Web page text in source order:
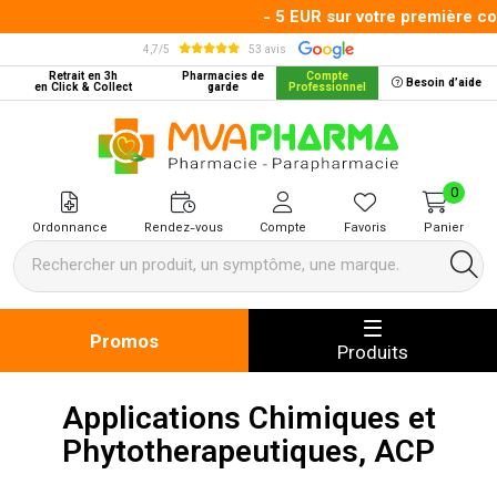
- 5 EUR sur votre première
4,7/5
53 avis
Retrait en 3h
en Click & Collect
Pharmacies de
garde
Compte
Professionnel Besoin d’aide
MVA Pharma Votre pharmacie
Ordonnance Rendez-vous Compte Favoris Panier
0
Promos Produits
Applications Chimiques et
Phytotherapeutiques, ACP